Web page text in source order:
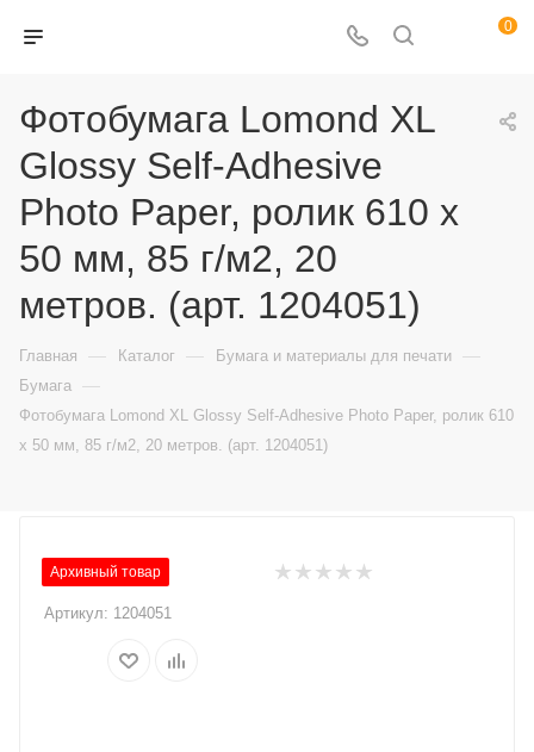
0
Фотобумага Lomond XL
Glossy Self-Аdhesive
Photo Paper, ролик 610 х
50 мм, 85 г/м2, 20
метров. (арт. 1204051)
Главная — Каталог — Бумага и материалы для печати —
Бумага —
Фотобумага Lomond XL Glossy Self-Аdhesive Photo Paper, ролик 610
х 50 мм, 85 г/м2, 20 метров. (арт. 1204051)
Архивный товар
Артикул: 1204051